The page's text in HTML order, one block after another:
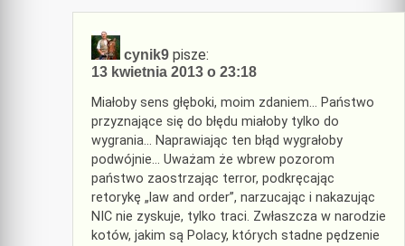
cynik9 pisze:
13 kwietnia 2013 o 23:18
Miałoby sens głęboki, moim zdaniem… Państwo
przyznające się do błędu miałoby tylko do
wygrania… Naprawiając ten błąd wygrałoby
podwójnie… Uważam że wbrew pozorom
państwo zaostrzając terror, podkręcając
retorykę „law and order”, narzucając i nakazując
NIC nie zyskuje, tylko traci. Zwłaszcza w narodzie
kotów, jakim są Polacy, których stadne pędzenie